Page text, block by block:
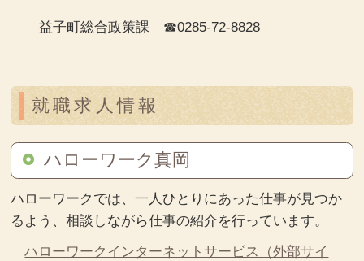
益子町総合政策課 ☎0285-72-8828
就職求人情報
ハローワーク真岡
ハローワークでは、一人ひとりにあった仕事が見つか
るよう、相談しながら仕事の紹介を行っています。
ハローワークインターネットサービス（外部サイ